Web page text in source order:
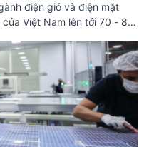
điện gió và điện mặt
Việt Nam lên tới 70 - 80